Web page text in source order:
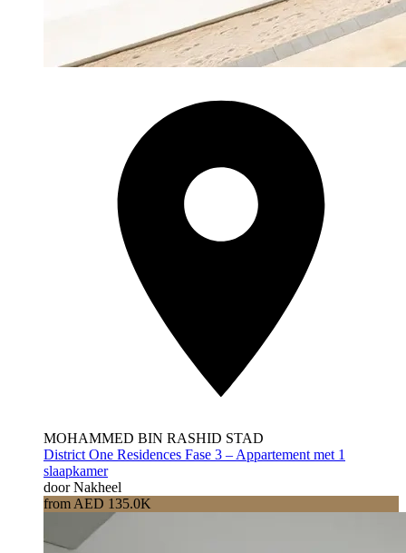
MOHAMMED BIN RASHID STAD
District One Residences Fase 3 – Appartement met 1
slaapkamer
door Nakheel
from AED 135.0K